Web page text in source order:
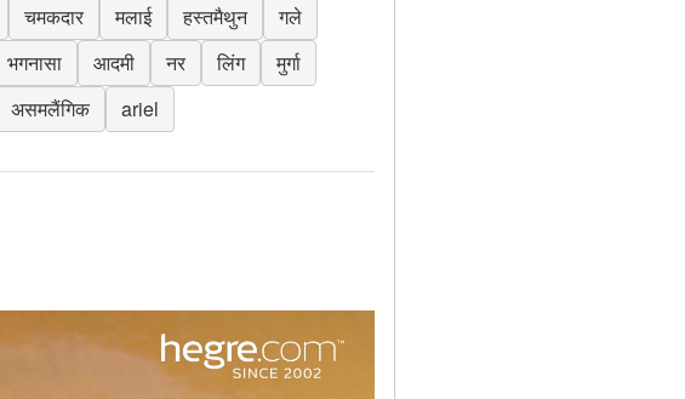
चमकदार मलाई हस्तमैथुन
गले
भगनासा आदमी नर लिंग
मुर्गा
असमलैंगिक ariel